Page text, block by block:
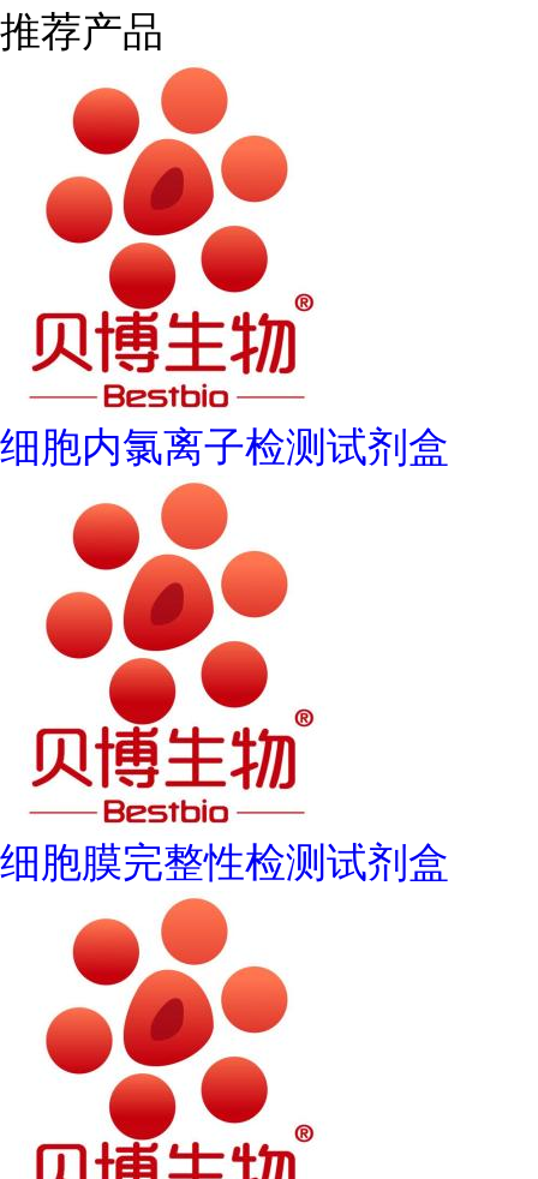
推荐产品
细胞内氯离子检测试剂盒
细胞膜完整性检测试剂盒